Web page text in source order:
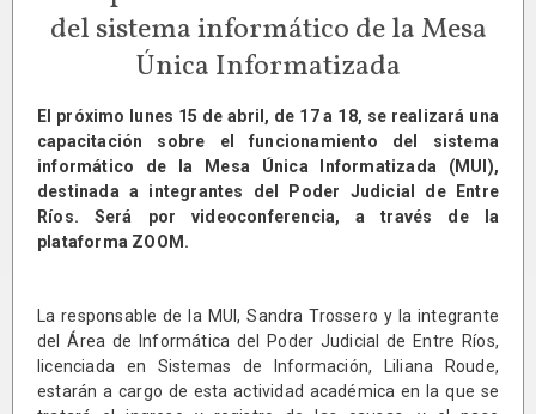
del sistema informático de la Mesa
Única Informatizada
El próximo lunes 15 de abril, de 17 a 18, se realizará una
capacitación sobre el funcionamiento del sistema
informático de la Mesa Única Informatizada (MUI),
destinada a integrantes del Poder Judicial de Entre
Ríos. Será por videoconferencia, a través de la
plataforma ZOOM.
La responsable de la MUI, Sandra Trossero y la integrante
del Área de Informática del Poder Judicial de Entre Ríos,
licenciada en Sistemas de Información, Liliana Roude,
estarán a cargo de esta actividad académica en la que se